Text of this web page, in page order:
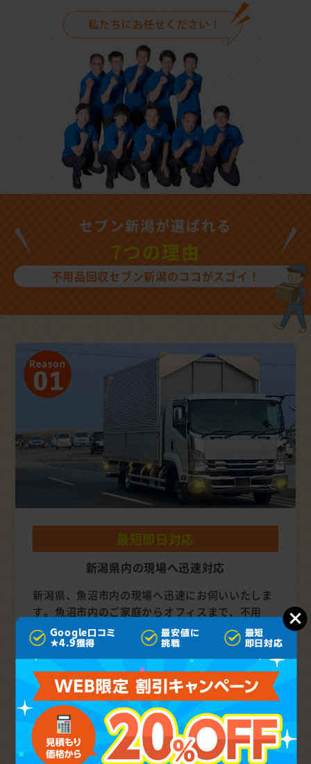
セブン新潟が選ばれる
7つの理由
不用品回収セブン新潟のココがスゴイ！
最短即日対応
新潟県内の現場へ迅速対応
新潟県、魚沼市内の現場へ迅速にお伺いいたしま
す。魚沼市内のご家庭からオフィスまで、不用
品・粗大ゴミの種類や量を問わず、ご希望の日時
をご指定ください。
Google口コミ
★4.9獲得
最安値に
挑戦
最短
即日対応